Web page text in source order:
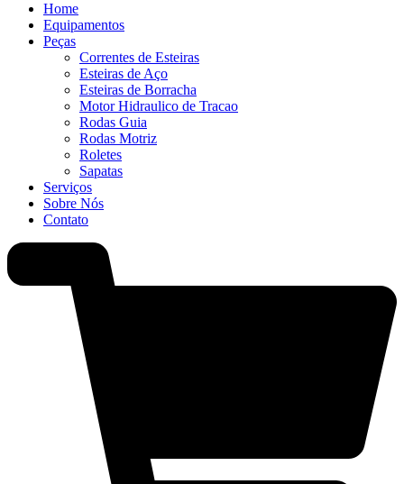
Home
Equipamentos
Peças
Correntes de Esteiras
Esteiras de Aço
Esteiras de Borracha
Motor Hidraulico de Tracao
Rodas Guia
Rodas Motriz
Roletes
Sapatas
Serviços
Sobre Nós
Contato